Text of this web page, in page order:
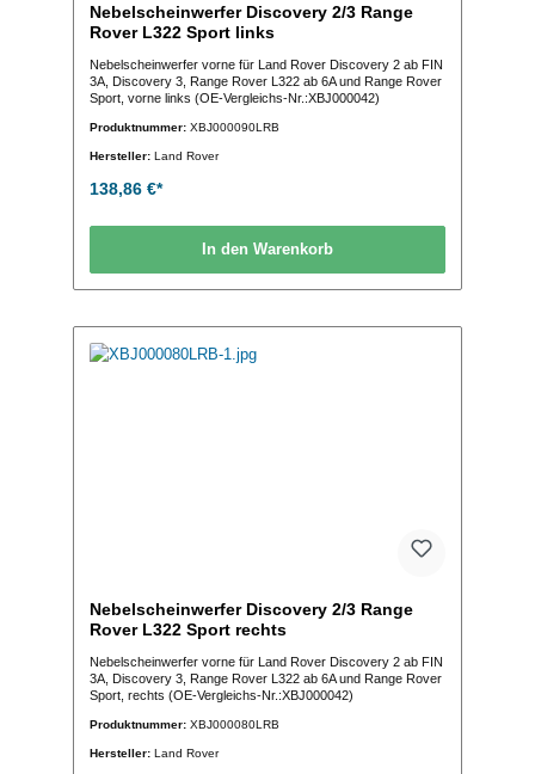
Nebelscheinwerfer Discovery 2/3 Range
Rover L322 Sport links
Nebelscheinwerfer vorne für Land Rover Discovery 2 ab FIN
3A, Discovery 3, Range Rover L322 ab 6A und Range Rover
Sport, vorne links (OE-Vergleichs-Nr.:XBJ000042)
Produktnummer: XBJ000090LRB
Hersteller: Land Rover
138,86 €*
In den Warenkorb
Nebelscheinwerfer Discovery 2/3 Range
Rover L322 Sport rechts
Nebelscheinwerfer vorne für Land Rover Discovery 2 ab FIN
3A, Discovery 3, Range Rover L322 ab 6A und Range Rover
Sport, rechts (OE-Vergleichs-Nr.:XBJ000042)
Produktnummer: XBJ000080LRB
Hersteller: Land Rover